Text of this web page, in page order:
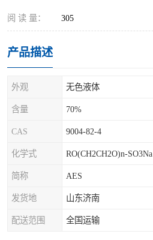
阅 读 量： 305
产品描述
外观 无色液体
含量 70%
CAS 9004-82-4
化学式 RO(CH2CH2O)n-SO3Na
简称 AES
发货地 山东济南
配送范围 全国运输